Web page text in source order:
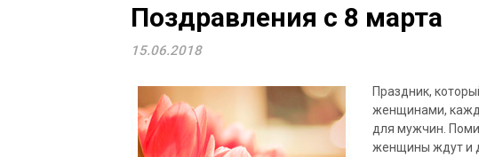
Поздравления с 8 марта
15.06.2018
Праздник,
женщинами,
для мужчин.
женщины ждут и